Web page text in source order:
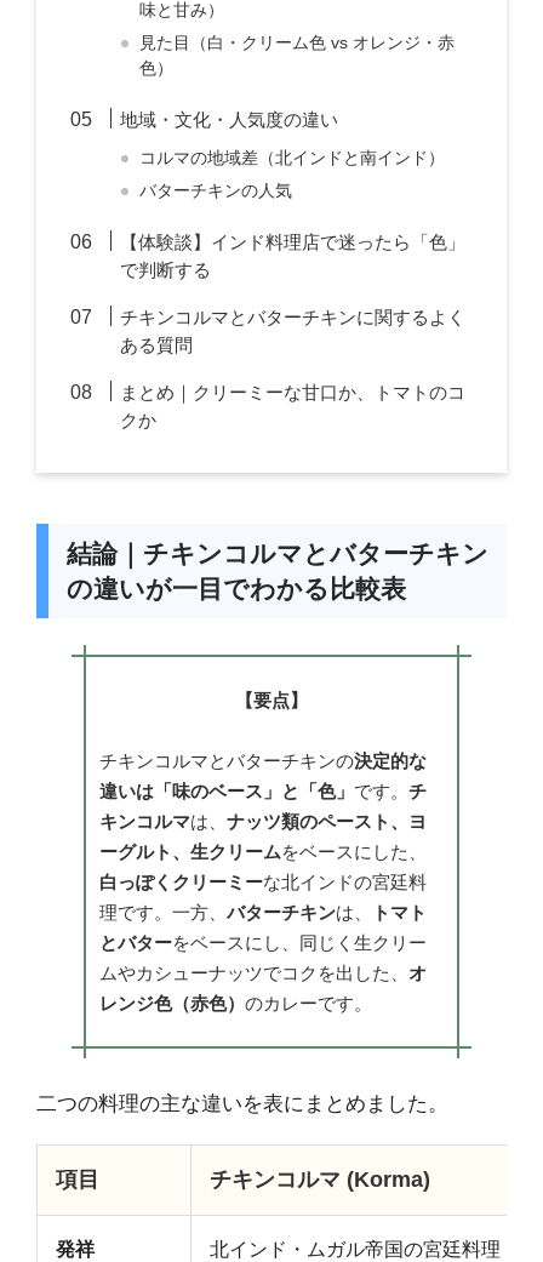
味と甘み）
見た目（白・クリーム色 vs オレンジ・赤
色）
地域・文化・人気度の違い
コルマの地域差（北インドと南インド）
バターチキンの人気
【体験談】インド料理店で迷ったら「色」
で判断する
チキンコルマとバターチキンに関するよく
ある質問
まとめ｜クリーミーな甘口か、トマトのコ
クか
結論｜チキンコルマとバターチキン
の違いが一目でわかる比較表
【要点】
チキンコルマとバターチキンの決定的な
違いは「味のベース」と「色」 です。 チ
キンコルマは、 ナッツ類のペースト、ヨ
ーグルト、生クリームをベースにした、
白っぽくクリーミーな北インドの宮廷料
理です。一方、 バターチキンは、
トマト
とバターをベースにし、同じく生クリー
ムやカシューナッツでコクを出した、 オ
レンジ色（赤色） のカレーです。
二つの料理の主な違いを表にまとめました。
項目 チキンコルマ (Korma)
発祥 北インド・ムガル帝国の宮廷料理